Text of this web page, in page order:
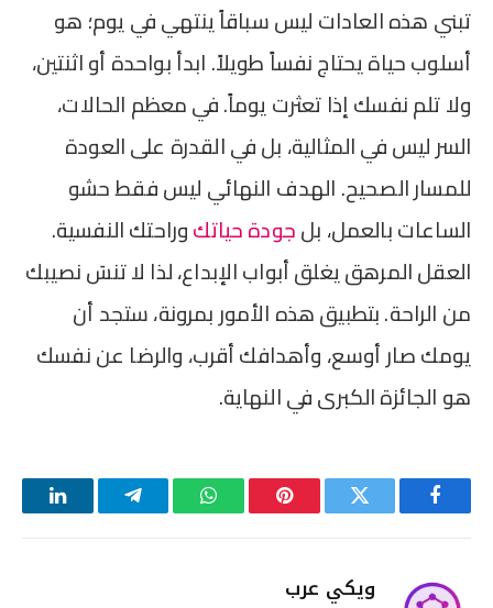
تبني هذه العادات ليس سباقاً ينتهي في يوم؛ هو
أسلوب حياة يحتاج نفساً طويلاً. ابدأ بواحدة أو اثنتين،
ولا تلم نفسك إذا تعثرت يوماً. في معظم الحالات،
السر ليس في المثالية، بل في القدرة على العودة
للمسار الصحيح. الهدف النهائي ليس فقط حشو
الساعات بالعمل، بلجودة حياتكوراحتك النفسية.
العقل المرهق يغلق أبواب الإبداع، لذا لا تنسَ نصيبك
من الراحة. بتطبيق هذه الأمور بمرونة، ستجد أن
يومك صار أوسع، وأهدافك أقرب، والرضا عن نفسك
هو الجائزة الكبرى في النهاية.
فيسبوك تويتر بينتيريستواتساب تيلقرام لينكدإن
ويكي عرب